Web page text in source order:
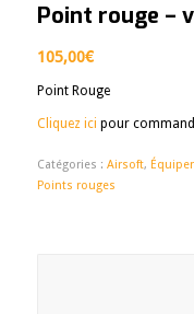
Point rouge –
105,00€
Point Rouge
Cliquez ici pour
Catégories : Airsoft,
Points rouges